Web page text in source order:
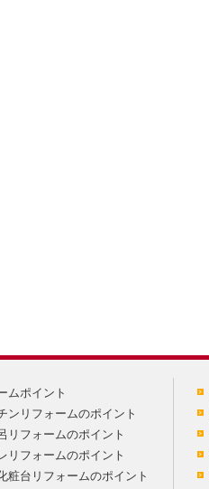
ムポイント
ンリフォームのポイント
リフォームのポイント
リフォームのポイント
粧台リフォームのポイント